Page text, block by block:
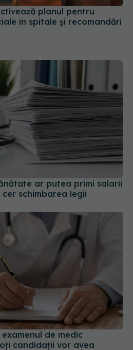
ar putea primi salarii
schimbarea legii
examenul de medic
candidații vor avea